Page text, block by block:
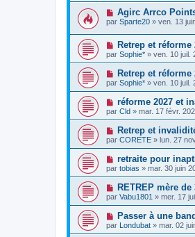
e
a
g
e
u
m
e
s
g
e
e
a
m
e
s
s
g
e
N
o
u
v
e
a
m
e
s
s
a
g
e
Agirc Arrco
par Sparte20 » ven. 13
N
o
u
v
e
a
u
m
e
s
s
a
g
e
Retrep et réforme
par Sophie* » ven. 10 juil.
N
o
u
e
a
u
m
e
s
a
g
e
Retrep et réforme
par Sophie* » ven. 10 juil.
N
o
u
v
e
a
u
m
e
s
s
a
g
e
réforme 2027 et
par Cld » mar. 17 févr.
N
o
u
e
a
u
m
e
s
s
a
g
Retrep et
par CORETE » lun. 27
N
o
u
v
e
a
u
m
e
s
retraite pour
par tobias » mar. 30 juin
N
o
u
v
e
a
RETREP mère de
par Vabu1801 » mer. 17
N
o
u
Passer à une
par Londubat » mar. 02